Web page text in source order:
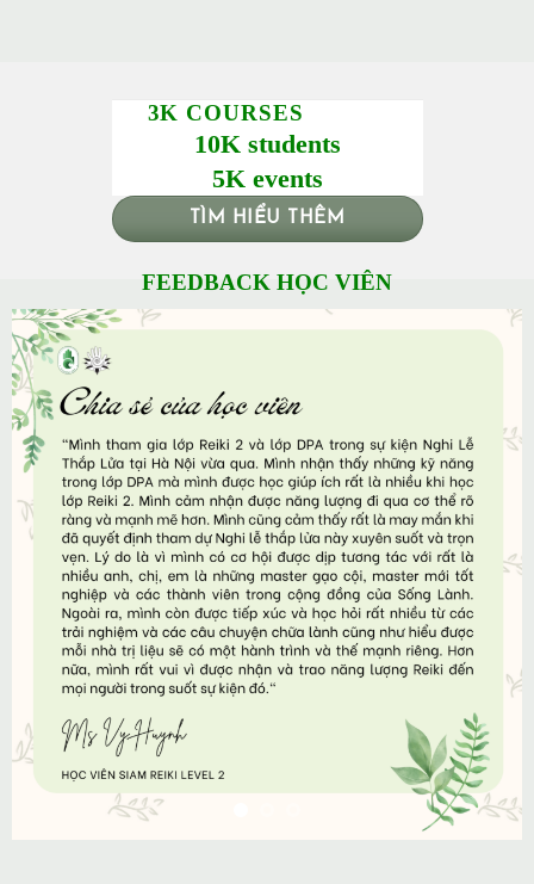
3K COURSES
10K students
5K events
TÌM HIỂU THÊM
FEEDBACK HỌC VIÊN